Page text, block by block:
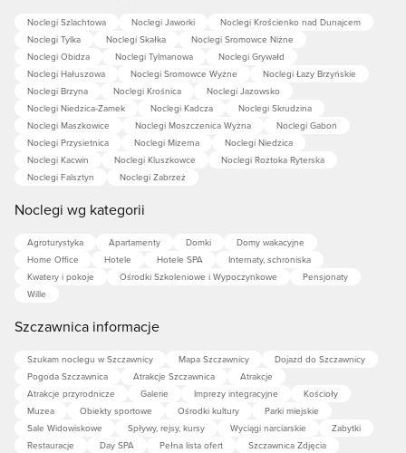
Noclegi Szlachtowa Noclegi Jaworki
Noclegi Krościenko nad Dunajcem
Noclegi Tylka
Noclegi Skałka
Noclegi Sromowce Niżne
Noclegi Obidza
Noclegi Tylmanowa
Noclegi Grywałd
Noclegi Hałuszowa
Noclegi Sromowce Wyżne
Noclegi Łazy Brzyńskie
Noclegi Brzyna
Noclegi Krośnica
Noclegi Jazowsko
Noclegi Niedzica-Zamek
Noclegi Kadcza
Noclegi Skrudzina
Noclegi Maszkowice
Noclegi Moszczenica Wyżna
Noclegi Gaboń
Noclegi Przysietnica
Noclegi Mizerna
Noclegi Niedzica
Noclegi Kacwin
Noclegi Kluszkowce
Noclegi Roztoka Ryterska
Noclegi Falsztyn
Noclegi Zabrzeż
Noclegi wg kategorii
Agroturystyka Apartamenty Domki
Domy wakacyjne
Home Office
Hotele Hotele SPA
Internaty, schroniska
Kwatery i pokoje
Ośrodki Szkoleniowe i Wypoczynkowe
Pensjonaty
Wille
Szczawnica informacje
Szukam noclegu w Szczawnicy Mapa Szczawnicy
Dojazd do Szczawnicy
Pogoda Szczawnica
Atrakcje Szczawnica
Atrakcje
Atrakcje przyrodnicze
Galerie Imprezy integracyjne
Kościoły
Muzea
Obiekty sportowe Ośrodki kultury
Parki miejskie
Sale Widowiskowe
Spływy, rejsy, kursy Wyciągi narciarskie
Zabytki
Restauracje
Day SPA Pełna lista ofert
Szczawnica Zdjęcia